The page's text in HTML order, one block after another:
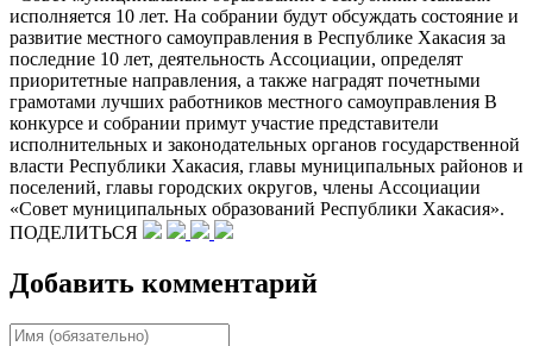
исполняется 10 лет. На собрании будут обсуждать состояние и
развитие местного самоуправления в Республике Хакасия за
последние 10 лет, деятельность Ассоциации, определят
приоритетные направления, а также наградят почетными
грамотами лучших работников местного самоуправления В
конкурсе и собрании примут участие представители
исполнительных и законодательных органов государственной
власти Республики Хакасия, главы муниципальных районов и
поселений, главы городских округов, члены Ассоциации
«Совет муниципальных образований Республики Хакасия».
ПОДЕЛИТЬСЯ
Добавить комментарий